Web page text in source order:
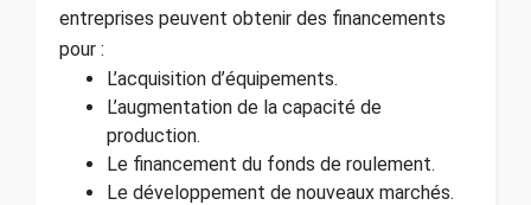
entreprises peuvent obtenir des financements
pour :
L’acquisition d’équipements.
L’augmentation de la capacité de
production.
Le financement du fonds de roulement.
Le développement de nouveaux marchés.